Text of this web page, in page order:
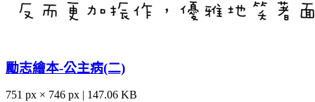
勵志繪本-公主病(二)
751 px × 746 px | 147.06 KB